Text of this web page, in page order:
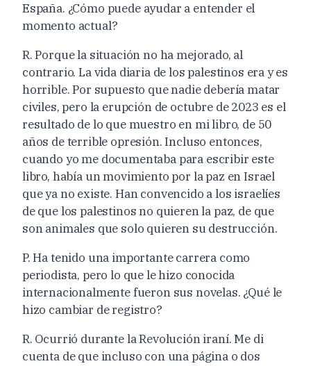
España. ¿Cómo puede ayudar a entender el
momento actual?
R. Porque la situación no ha mejorado, al
contrario. La vida diaria de los palestinos era y es
horrible. Por supuesto que nadie debería matar
civiles, pero la erupción de octubre de 2023 es el
resultado de lo que muestro en mi libro, de 50
años de terrible opresión. Incluso entonces,
cuando yo me documentaba para escribir este
libro, había un movimiento por la paz en Israel
que ya no existe. Han convencido a los israelíes
de que los palestinos no quieren la paz, de que
son animales que solo quieren su destrucción.
P. Ha tenido una importante carrera como
periodista, pero lo que le hizo conocida
internacionalmente fueron sus novelas. ¿Qué le
hizo cambiar de registro?
R. Ocurrió durante la Revolución iraní. Me di
cuenta de que incluso con una página o dos